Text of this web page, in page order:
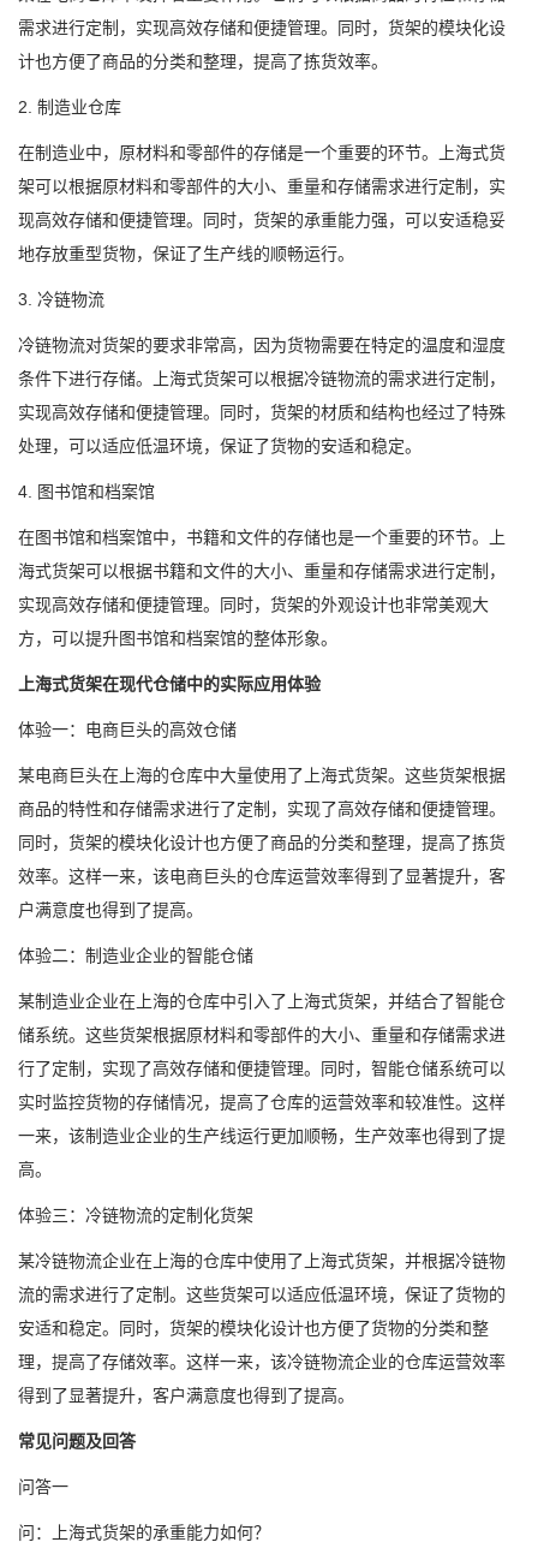
需求进行定制，实现高效存储和便捷管理。同时，货架的模块化设
计也方便了商品的分类和整理，提高了拣货效率。
2. 制造业仓库
在制造业中，原材料和零部件的存储是一个重要的环节。上海式货
架可以根据原材料和零部件的大小、重量和存储需求进行定制，实
现高效存储和便捷管理。同时，货架的承重能力强，可以安适稳妥
地存放重型货物，保证了生产线的顺畅运行。
3. 冷链物流
冷链物流对货架的要求非常高，因为货物需要在特定的温度和湿度
条件下进行存储。上海式货架可以根据冷链物流的需求进行定制，
实现高效存储和便捷管理。同时，货架的材质和结构也经过了特殊
处理，可以适应低温环境，保证了货物的安适和稳定。
4. 图书馆和档案馆
在图书馆和档案馆中，书籍和文件的存储也是一个重要的环节。上
海式货架可以根据书籍和文件的大小、重量和存储需求进行定制，
实现高效存储和便捷管理。同时，货架的外观设计也非常美观大
方，可以提升图书馆和档案馆的整体形象。
上海式货架在现代仓储中的实际应用体验
体验一：电商巨头的高效仓储
某电商巨头在上海的仓库中大量使用了上海式货架。这些货架根据
商品的特性和存储需求进行了定制，实现了高效存储和便捷管理。
同时，货架的模块化设计也方便了商品的分类和整理，提高了拣货
效率。这样一来，该电商巨头的仓库运营效率得到了显著提升，客
户满意度也得到了提高。
体验二：制造业企业的智能仓储
某制造业企业在上海的仓库中引入了上海式货架，并结合了智能仓
储系统。这些货架根据原材料和零部件的大小、重量和存储需求进
行了定制，实现了高效存储和便捷管理。同时，智能仓储系统可以
实时监控货物的存储情况，提高了仓库的运营效率和较准性。这样
一来，该制造业企业的生产线运行更加顺畅，生产效率也得到了提
高。
体验三：冷链物流的定制化货架
某冷链物流企业在上海的仓库中使用了上海式货架，并根据冷链物
流的需求进行了定制。这些货架可以适应低温环境，保证了货物的
安适和稳定。同时，货架的模块化设计也方便了货物的分类和整
理，提高了存储效率。这样一来，该冷链物流企业的仓库运营效率
得到了显著提升，客户满意度也得到了提高。
常见问题及回答
问答一
问：上海式货架的承重能力如何？